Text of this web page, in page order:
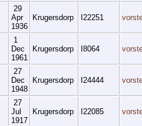
29
Apr
1936
Krugersdorp I22251
1
Dec
1961
Krugersdorp I8064
27
Dec
1948
Krugersdorp I24444
27
Jul
1917
Krugersdorp I22085